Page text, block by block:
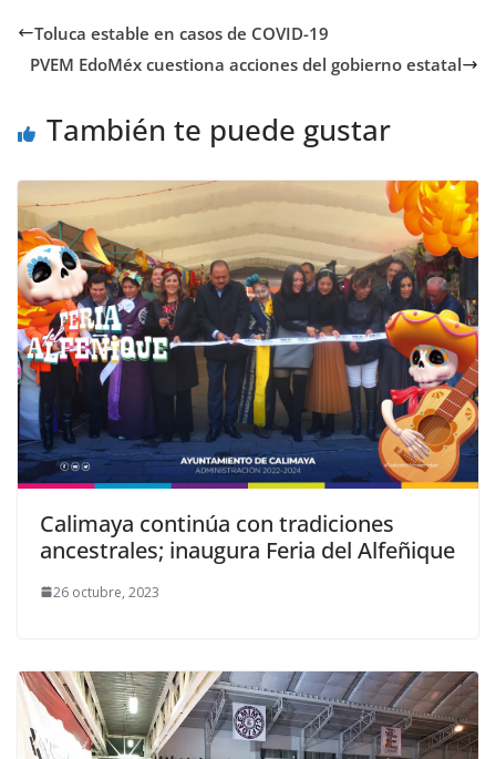
Toluca estable en casos de COVID-19
PVEM EdoMéx cuestiona acciones del gobierno estatal
También te puede gustar
Calimaya continúa con tradiciones
ancestrales; inaugura Feria del Alfeñique
26 octubre, 2023